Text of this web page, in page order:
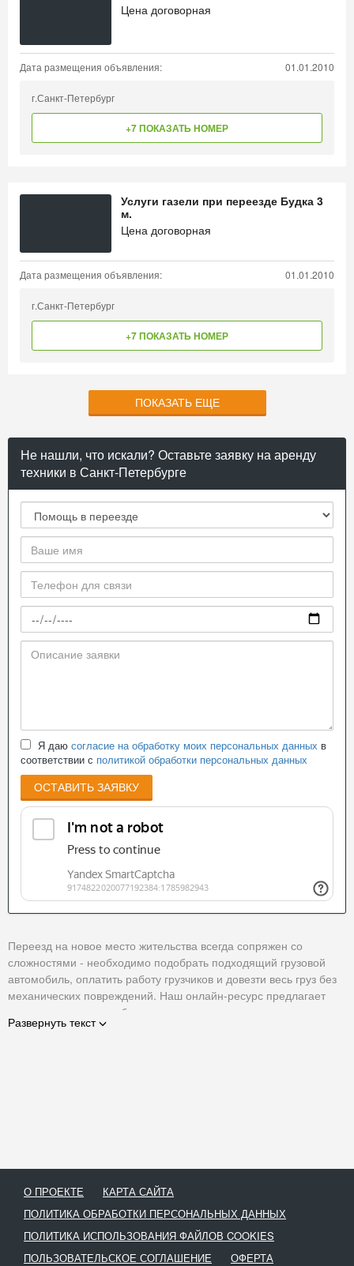
Цена договорная
Дата размещения объявления: 01.01.2010
г.Санкт-Петербург
+7 ПОКАЗАТЬ НОМЕР
Услуги газели при переезде Будка 3
м.
Цена договорная
Дата размещения объявления: 01.01.2010
г.Санкт-Петербург
+7 ПОКАЗАТЬ НОМЕР
ПОКАЗАТЬ ЕЩЕ
Не нашли, что искали? Оставьте заявку на аренду
техники в Санкт-Петербурге
Я даю согласие на обработку моих персональных данных в
соответствии с политикой обработки персональных данных
ОСТАВИТЬ ЗАЯВКУ
Переезд на новое место жительства всегда сопряжен со
сложностями - необходимо подобрать подходящий грузовой
автомобиль, оплатить работу грузчиков и довезти весь груз без
механических повреждений. Наш онлайн-ресурс предлагает
самостоятельно подобрать компанию, которая окажет
успешную помощь в процессе самого сложного переезда,
Развернуть текст
О ПРОЕКТЕ
КАРТА САЙТА
ПОЛИТИКА ОБРАБОТКИ ПЕРСОНАЛЬНЫХ ДАННЫХ
ПОЛИТИКА ИСПОЛЬЗОВАНИЯ ФАЙЛОВ COOKIES
ПОЛЬЗОВАТЕЛЬСКОЕ СОГЛАШЕНИЕ
ОФЕРТА